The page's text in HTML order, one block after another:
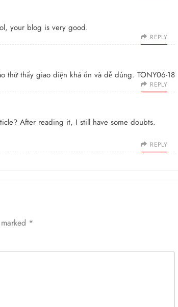
your blog is very good.
REPLY
thử thấy giao diện khá ổn và dễ dùng. TONY06-18
REPLY
After reading it, I still have some doubts.
REPLY
*